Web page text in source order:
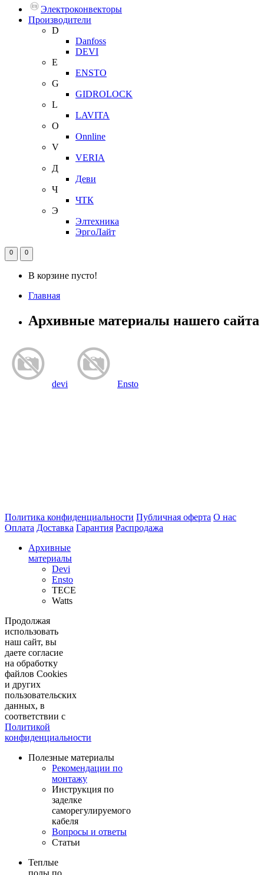
Электроконвекторы
Производители
D
Danfoss
DEVI
E
ENSTO
G
GIDROLOCK
L
LAVITA
O
Onnline
V
VERIA
Д
Деви
Ч
ЧТК
Э
Элтехника
ЭргоЛайт
0 0
В корзине пусто!
Главная
Архивные материалы нашего сайта
devi Ensto
Политика конфиденциальности Публичная оферта О нас
Оплата Доставка Гарантия Распродажа
Архивные
материалы
Devi
Ensto
TECE
Watts
Продолжая
использовать
наш сайт, вы
даете согласие
на обработку
файлов Cookies
и других
пользовательских
данных, в
соответствии с
Политикой
конфиденциальности
Полезные материалы
Рекомендации по
монтажу
Инструкция по
заделке
саморегулируемого
кабеля
Вопросы и ответы
Статьи
Теплые